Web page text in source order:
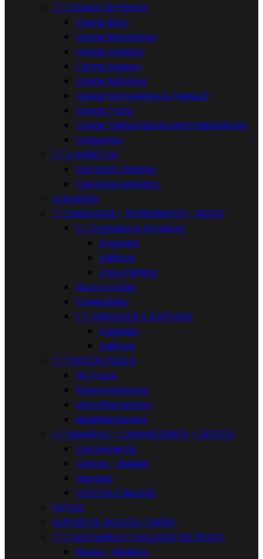
  CANAS DE PESCA
Canas Boía
Canas Bolonhesa
Canas Casting
Canas Inglesa
Canas Spinning
Canas Surfcasting & Telesurf
Canas Truta
Canas Telescópicas sem Passadores
Conjuntos
  CARRETOS
Carretos Casting
Carretos Spinning
COLHERES
  ENGODOS - POWERBAITS - ISCOS
  Engodos e Atrativos
Engodos
Aditivos
Carp Fishing
Iscos e Colas
Powerbaits
  ENGODOS E ADITIVOS
Engodos
Aditivos
  FIOS DE PESCA
Fio Truta
Fluorocarbonos
Monofilamentos
Multifilamentos
  MANGAS - CAMAROEIROS - CESTOS
Camaroeiros
Cestos - Baldes
Mangas
CESTOS E BALDES
PATOS
SUPORTES, ROLOS E TRIPÉS
  VESTUÁRIO E CALÇADO DE PESCA
Botas - Waders